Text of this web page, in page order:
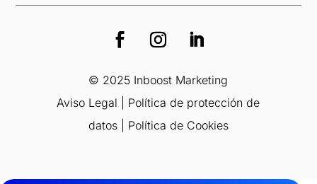
© 2025 Inboost Marketing
Aviso Legal
Política de protección de
datos| Política de Cookies